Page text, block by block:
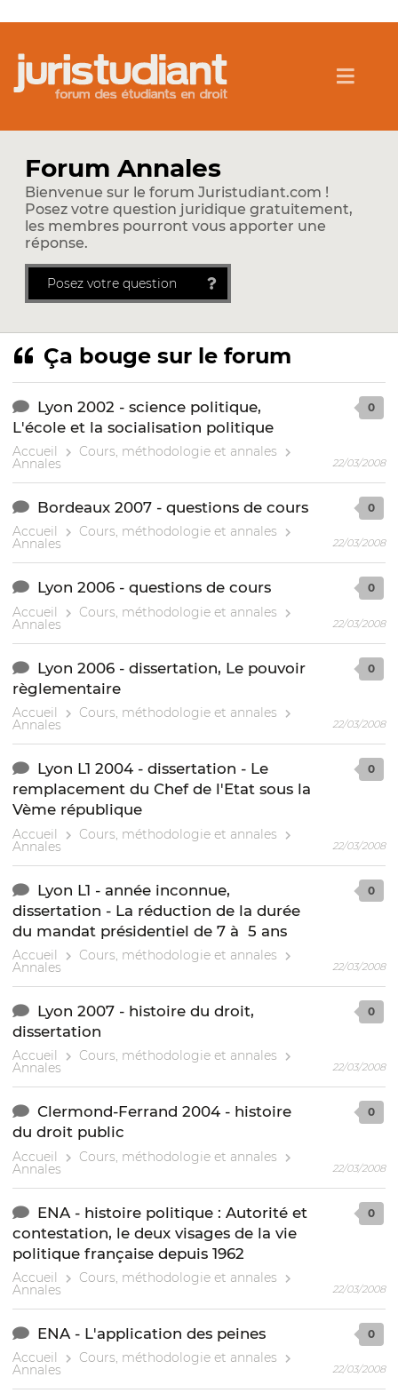
Forum Annales
Bienvenue sur le forum Juristudiant.com !
Posez votre question juridique gratuitement,
les membres pourront vous apporter une
réponse.
Posez votre question
Ça bouge sur le forum
Lyon 2002 - science politique,
L'école et la socialisation politique
Accueil Cours, méthodologie et annales
Annales
0
22/03/2008
Bordeaux 2007 - questions de cours
Accueil Cours, méthodologie et annales
Annales
0
22/03/2008
Lyon 2006 - questions de cours
Accueil Cours, méthodologie et annales
Annales
0
22/03/2008
Lyon 2006 - dissertation, Le pouvoir
règlementaire
Accueil Cours, méthodologie et annales
Annales
0
22/03/2008
Lyon L1 2004 - dissertation - Le
remplacement du Chef de l'Etat sous la
Vème république
Accueil Cours, méthodologie et annales
Annales
0
22/03/2008
Lyon L1 - année inconnue,
dissertation - La réduction de la durée
du mandat présidentiel de 7 à 5 ans
Accueil Cours, méthodologie et annales
Annales
0
22/03/2008
Lyon 2007 - histoire du droit,
dissertation
Accueil Cours, méthodologie et annales
Annales
0
22/03/2008
Clermond-Ferrand 2004 - histoire
du droit public
Accueil Cours, méthodologie et annales
Annales
0
22/03/2008
ENA - histoire politique : Autorité et
contestation, le deux visages de la vie
politique française depuis 1962
Accueil Cours, méthodologie et annales
Annales
0
22/03/2008
ENA - L'application des peines
Accueil Cours, méthodologie et annales
Annales
0
22/03/2008